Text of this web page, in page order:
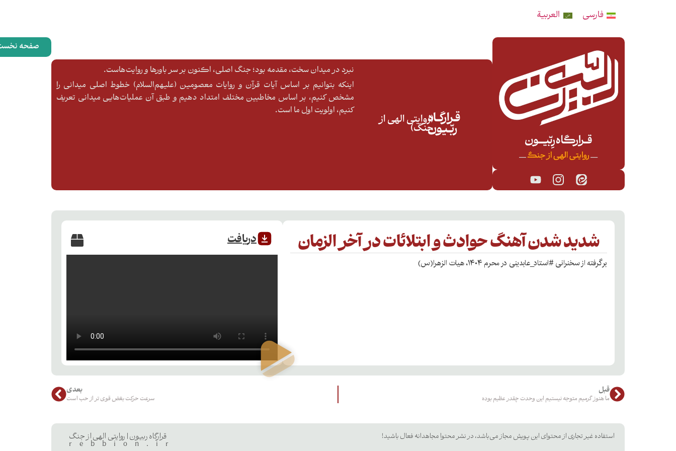
فارسی العربية
قـرارگــاه
ربّـیـون
(روایتی الهی از
جنگ)
نبرد در میدان سخت، مقدمه بود؛ جنگ اصلی، اکنون بر سر باورها و روایت‌هاست.
اینکه بتوانیم بر اساس آیات قرآن و روایات معصومین (علیهم‌السلام) خطوط اصلی میدانی را
مشخص کنیم، بر اساس مخاطبین مختلف امتداد دهیم و طبق آن عملیات‌هایی میدانی تعریف
کنیم، اولویت اول ما است.
صفحه
شدید شدن آهنگ حوادث و ابتلائات در آخر الزمان
برگرفته از سخنرانی #استاد_عابدینی در محرم ۱۴۰۴، هیات الزهرا(س)
دریافت
قبل
ما هنوز گرمیم متوجه نیستیم این وحدت چقدر عظیم بوده
بعدی
سرعت حرکت بغض قوی تر از حب است
استفاده غیر تجاری از محتوای این پویش مجاز می‌باشد، در نشر محتوا مجاهدانه فعال باشید! قرارگاه ربیون | روایتی الهی از جنگ
rebbion.ir